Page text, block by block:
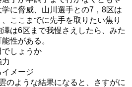
に脅威、山川選手との7，8区は
ここまでに先手を取りたい焦り
は6区まで我慢さえしたら、みた
性がある。
でしょうか
メージ
のような結果になると、さすがに